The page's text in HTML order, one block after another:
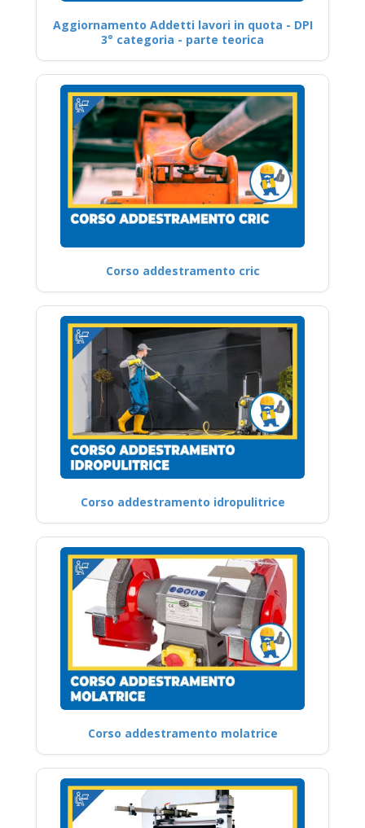
Aggiornamento Addetti lavori in quota - DPI
3° categoria - parte teorica
Corso addestramento cric
Corso addestramento idropulitrice
Corso addestramento molatrice